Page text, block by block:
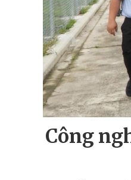
Công